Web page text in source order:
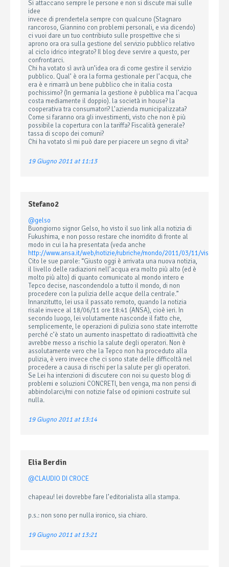
Si attaccano sempre le persone e non si discute mai sulle
idee
invece di prendertela sempre con qualcuno (Stagnaro
rancoroso, Giannino con problemi personali, e via dicendo)
ci vuoi dare un tuo contribiuto sulle prospettive che si
aprono ora ora sulla gestione del servizio pubblico relativo
al ciclo idrico integrato? Il blog deve servire a questo, per
confrontarci.
Chi ha votato sì avrà un’idea ora di come gestire il servizio
pubblico. Qual’ è ora la forma gestionale per l’acqua, che
era è e rimarrà un bene pubblico che in italia costa
pochissimo? (In germania la gestione è pubblica ma l’acqua
costa mediamente il doppio). la società in house? la
cooperativa tra consumatori? L’azienda municipalizzata?
Come si faranno ora gli investimenti, visto che non è più
possibile la copertura con la tariffa? Fiscalità generale?
tassa di scopo dei comuni?
Chi ha votato sì mi può dare per piacere un segno di vita?
19 Giugno 2011 at 11:13
Stefano2
@gelso
Buongiorno signor Gelso, ho visto il suo link alla notizia di
Fukushima, e non posso restare che inorridito di fronte al
modo in cui la ha presentata (veda anche
http://www.ansa.it/web/notizie/rubriche/mondo/2011/03/11/
Cito le sue parole: “Giusto oggi è arrivata una nuova notizia,
il livello delle radiazioni nell’acqua era molto più alto (ed è
molto più alto) di quanto comunicato al mondo intero e
Tepco decise, nascondendolo a tutto il mondo, di non
procedere con la pulizia delle acque della centrale.”
Innanzitutto, lei usa il passato remoto, quando la notizia
risale invece al 18/06/11 ore 18:41 (ANSA), cioè ieri. In
secondo luogo, lei volutamente nasconde il fatto che,
semplicemente, le operazioni di pulizia sono state interrotte
perché c’è stato un aumento inaspettato di radioattività che
avrebbe messo a rischio la salute degli operatori. Non è
assolutamente vero che la Tepco non ha proceduto alla
pulizia, è vero invece che ci sono state delle difficoltà nel
procedere a causa di rischi per la salute per gli operatori.
Se Lei ha intenzioni di discutere con noi su questo blog di
problemi e soluzioni CONCRETI, ben venga, ma non pensi di
abbindolarci/mi con notizie false od opinioni costruite sul
nulla.
19 Giugno 2011 at 13:14
Elia Berdin
@CLAUDIO DI CROCE
chapeau! lei dovrebbe fare l’editorialista alla stampa.
p.s.: non sono per nulla ironico, sia chiaro.
19 Giugno 2011 at 13:21